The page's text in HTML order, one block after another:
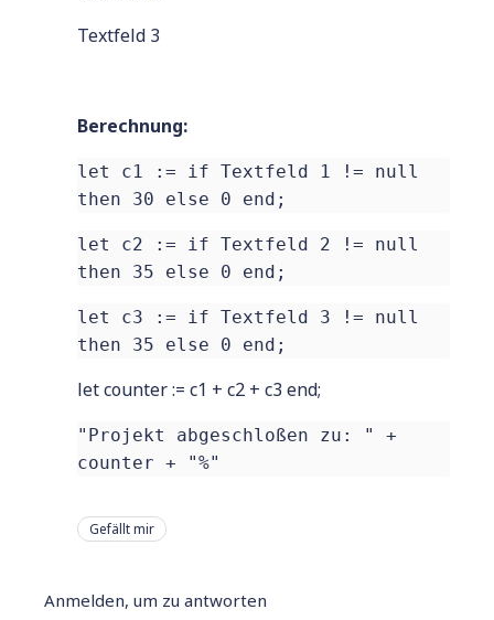
Textfeld 3
Berechnung:
let c1 := if Textfeld 1 != null
then 30 else 0 end;
let c2 := if Textfeld 2 != null
then 35 else 0 end;
let c3 := if Textfeld 3 != null
then 35 else 0 end;
let counter := c1 + c2 + c3 end;
"Projekt abgeschloßen zu: " +
counter + "%"
Gefällt mir
Anmelden, um zu antworten